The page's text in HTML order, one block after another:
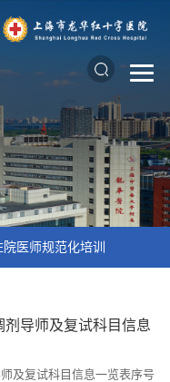
院医师规范化培训
剂导师及复试科目信息
及复试科目信息一览表序号